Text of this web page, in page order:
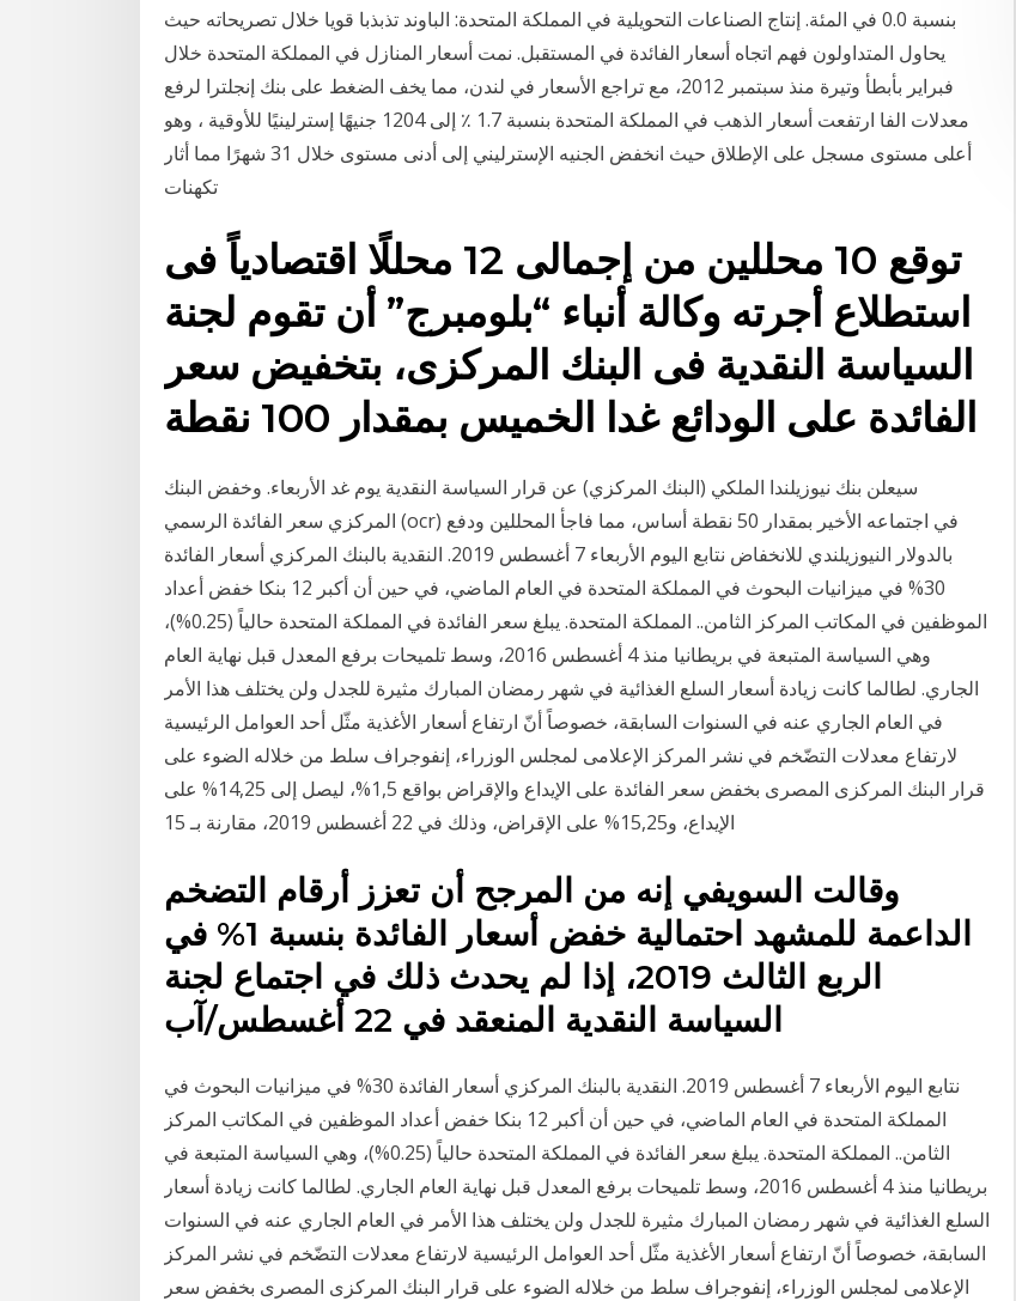
بنسبة 0.0 في المئة. إنتاج الصناعات التحويلية في المملكة المتحدة: الباوند تذبذبا قويا خلال تصريحاته حيث
يحاول المتداولون فهم اتجاه أسعار الفائدة في المستقبل. نمت أسعار المنازل في المملكة المتحدة خلال
فبراير بأبطأ وتيرة منذ سبتمبر 2012، مع تراجع الأسعار في لندن، مما يخف الضغط على بنك إنجلترا لرفع
معدلات الفا ارتفعت أسعار الذهب في المملكة المتحدة بنسبة 1.7 ٪ إلى 1204 جنيهًا إسترلينيًا للأوقية ، وهو
أعلى مستوى مسجل على الإطلاق حيث انخفض الجنيه الإسترليني إلى أدنى مستوى خلال 31 شهرًا مما أثار
تكهنات
توقع 10 محللين من إجمالى 12 محللًا اقتصادياً فى
استطلاع أجرته وكالة أنباء “بلومبرج” أن تقوم لجنة
السياسة النقدية فى البنك المركزى، بتخفيض سعر
الفائدة على الودائع غدا الخميس بمقدار 100 نقطة
سيعلن بنك نيوزيلندا الملكي (البنك المركزي) عن قرار السياسة النقدية يوم غد الأربعاء. وخفض البنك
المركزي سعر الفائدة الرسمي (ocr) في اجتماعه الأخير بمقدار 50 نقطة أساس، مما فاجأ المحللين ودفع
بالدولار النيوزيلندي للانخفاض نتابع اليوم الأربعاء 7 أغسطس 2019. النقدية بالبنك المركزي أسعار الفائدة
30% في ميزانيات البحوث في المملكة المتحدة في العام الماضي، في حين أن أكبر 12 بنكا خفض أعداد
الموظفين في المكاتب المركز الثامن.. المملكة المتحدة. يبلغ سعر الفائدة في المملكة المتحدة حالياً (0.25%)،
وهي السياسة المتبعة في بريطانيا منذ 4 أغسطس 2016، وسط تلميحات برفع المعدل قبل نهاية العام
الجاري. لطالما كانت زيادة أسعار السلع الغذائية في شهر رمضان المبارك مثيرة للجدل ولن يختلف هذا الأمر
في العام الجاري عنه في السنوات السابقة، خصوصاً أنّ ارتفاع أسعار الأغذية مثّل أحد العوامل الرئيسية
لارتفاع معدلات التضّخم في نشر المركز الإعلامى لمجلس الوزراء، إنفوجراف سلط من خلاله الضوء على
قرار البنك المركزى المصرى بخفض سعر الفائدة على الإيداع والإقراض بواقع 1,5%، ليصل إلى 14,25% على
الإيداع، و15,25% على الإقراض، وذلك في 22 أغسطس 2019، مقارنة بـ 15
وقالت السويفي إنه من المرجح أن تعزز أرقام التضخم
الداعمة للمشهد احتمالية خفض أسعار الفائدة بنسبة 1% في
الربع الثالث 2019، إذا لم يحدث ذلك في اجتماع لجنة
السياسة النقدية المنعقد في 22 أغسطس/آب
نتابع اليوم الأربعاء 7 أغسطس 2019. النقدية بالبنك المركزي أسعار الفائدة 30% في ميزانيات البحوث في
المملكة المتحدة في العام الماضي، في حين أن أكبر 12 بنكا خفض أعداد الموظفين في المكاتب المركز
الثامن.. المملكة المتحدة. يبلغ سعر الفائدة في المملكة المتحدة حالياً (0.25%)، وهي السياسة المتبعة في
بريطانيا منذ 4 أغسطس 2016، وسط تلميحات برفع المعدل قبل نهاية العام الجاري. لطالما كانت زيادة أسعار
السلع الغذائية في شهر رمضان المبارك مثيرة للجدل ولن يختلف هذا الأمر في العام الجاري عنه في السنوات
السابقة، خصوصاً أنّ ارتفاع أسعار الأغذية مثّل أحد العوامل الرئيسية لارتفاع معدلات التضّخم في نشر المركز
الإعلامى لمجلس الوزراء، إنفوجراف سلط من خلاله الضوء على قرار البنك المركزى المصرى بخفض سعر